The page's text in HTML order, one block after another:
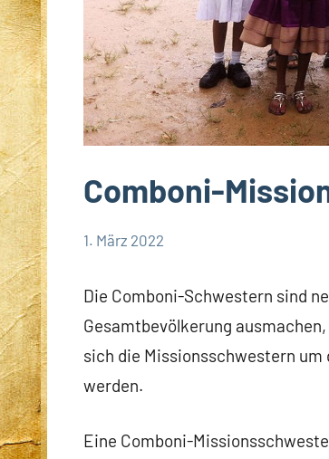
Comboni-
Missionsschwestern
1. März 2022
Die Comboni-Schwestern sind
Gesamtbevölkerung
sich die Missionsschwestern
werden.
Eine Comboni-